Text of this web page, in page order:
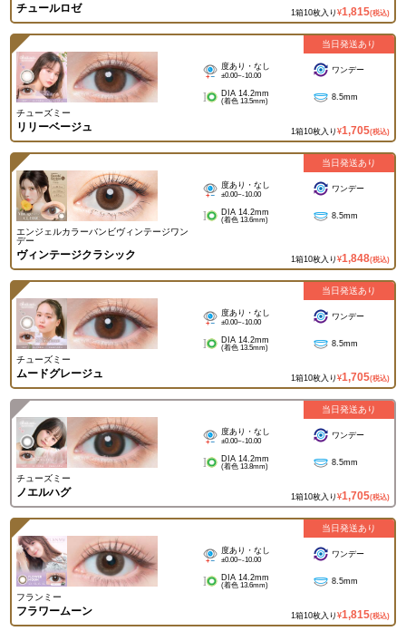
チュールロゼ 1箱10枚入り ¥1,815(税込)
チューズミー
リリーベージュ
度あり・なし
±0.00~-10.00
ワンデー
DIA 14.2mm
(着色 13.5mm) 8.5mm
1箱10枚入り ¥1,705(税込)
当日発送あり
エンジェルカラーバンビヴィンテージワン
デー
ヴィンテージクラシック
度あり・なし
±0.00~-10.00
ワンデー
DIA 14.2mm
(着色 13.6mm) 8.5mm
1箱10枚入り ¥1,848(税込)
当日発送あり
チューズミー
ムードグレージュ
度あり・なし
±0.00~-10.00
ワンデー
DIA 14.2mm
(着色 13.5mm) 8.5mm
1箱10枚入り ¥1,705(税込)
当日発送あり
チューズミー
ノエルハグ
度あり・なし
±0.00~-10.00
ワンデー
DIA 14.2mm
(着色 13.8mm) 8.5mm
1箱10枚入り ¥1,705(税込)
当日発送あり
フランミー
フラワームーン
度あり・なし
±0.00~-10.00
ワンデー
DIA 14.2mm
(着色 13.6mm) 8.5mm
1箱10枚入り ¥1,815(税込)
当日発送あり